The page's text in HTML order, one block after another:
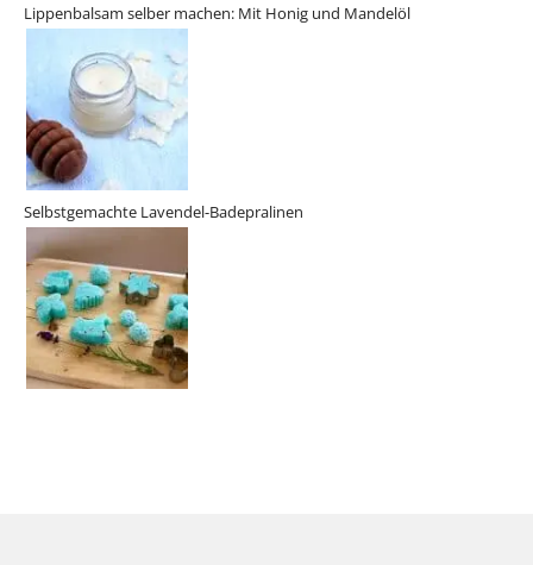
Lippenbalsam selber machen: Mit Honig und Mandelöl
Selbstgemachte Lavendel-Badepralinen